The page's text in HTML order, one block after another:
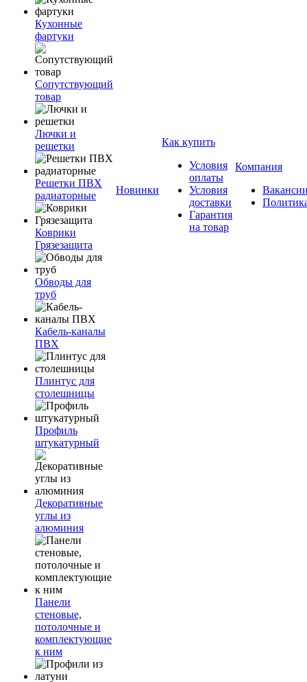
Кухонные
фартуки
Сопутствующий
товар
Лючки и
решетки
Решетки ПВХ
радиаторные
Коврики
Грязезащита
Обводы для
труб
Кабель-каналы
ПВХ
Плинтус для
столешницы
Профиль
штукатурный
Декоративные
углы из
алюминия
Панели
стеновые,
потолочные и
комплектующие
к ним
Новинки
Как купить
Условия
оплаты
Условия
доставки
Гарантия
на товар
Компания